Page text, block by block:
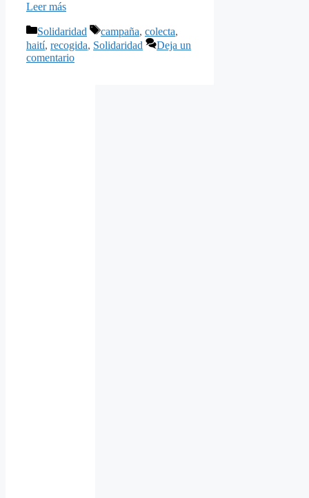
Leer más
Categorías
Solidaridad Etiquetas
campaña, colecta,
haití, recogida, Solidaridad
Deja un
comentario